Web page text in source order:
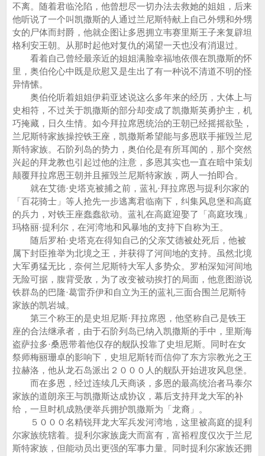
不离。随着君临沦陷，他曾想尽一切办法去救她的姐姐，后来
他听说了一个叫凯撒斯的人通过兰尼斯特献上自己外甥和外甥
女的尸体而封爵，他就企图让多恩拥立韦赛里斯王子来复辟坦
格利安王朝。从那时起他对复仇的渴望一天也没有消退过。
看着自己曾经最亲近的姐姐满脸幸福地依偎在凯撒斯的怀
里，奥伯伦心中既是欣慰又是生出了有一种说不清道不明的怪
异情愫。
奥伯伦听着姐姐伊莉亚述说这么多年来的经历，大体上与
史相符，不过关于凯撒斯的部分却变成了凯撒斯英勇护主，机
巧掩藏，日久生情。如今拜拉席恩统治的王朝已经摇摇欲坠，
兰尼斯特家族操控铁王座，凯撒斯希望能与多恩联手摧毁兰尼
斯特家族。石阶列岛的势力，奥伯伦是有所耳闻的，那个突然
兴起的拜龙教也引起过他的注意，多恩其实也一直在暗中策划
颠覆拜拉席恩王朝并且摧毁兰尼斯特家族，两人一拍即合。
就在艾德·史塔克被捕之前，蓝礼·拜拉席恩与提利尔家的
「百花骑士」等人抢先一步逃离君临南下，纠集风息堡和高庭
的兵力，对铁王座蠢蠢欲动。蓝礼在高庭迎娶了「高庭玫瑰」
玛格丽·提利尔，在河湾地和风暴地的支持下自称为王。
随后罗柏·史塔克在得知自己的父亲艾德被处死后，他被
属下封臣推举为北境之王，并获得了河间地的支持。虽然北境
大军勇猛无比，奈何兰尼斯特大军人多势众。罗柏深知河间地
无险可据，腹背受敌，为了改变被动挨打的局面，他意图游说
铁群岛的巴隆·葛雷乔伊和自立为王的蓝礼三面合围兰尼斯特
家族的凯岩城。
第三个称王的是史坦尼斯·拜拉席恩，他坚称自己是铁王
座的合法继承者，由于石阶列岛已纳入凯撒斯的手中，里斯海
盗萨拉多·桑恩带着他仅存的舰队投靠了史坦尼斯。同时在女
祭师梅丽珊卓的影响下，史坦尼斯转而信仰了东方宗教光之王
拉赫洛，他从龙石岛派出２０００人的舰队开始进攻风息堡。
而在多恩，经过连续几天商谈，多恩的最高统治者马泰尔
家族的道朗亲王与凯撒斯达成协议，幕后支持拜龙大军的补
给，一旦时机成熟便举兵拥护凯撒斯为「龙裔」。
５０００名精锐拜龙大军兵发河湾地，这里被高庭的提利
尔家族统辖着。提利尔家族庞大而富有，富裕程度仅次于兰尼
斯特家族，但能动员出更强的军事力量。同时提利尔家族还拥